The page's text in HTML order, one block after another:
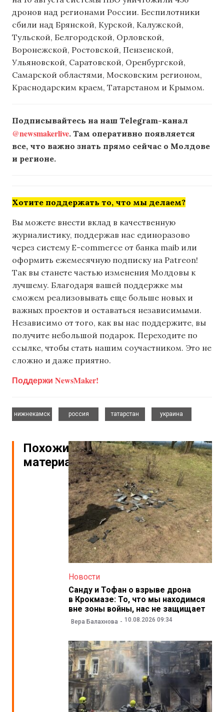
дронов над регионами России. Беспилотники
сбили над Брянской, Курской, Калужской,
Тульской, Белгородской, Орловской,
Воронежской, Ростовской, Пензенской,
Ульяновской, Саратовской, Оренбургской,
Самарской областями, Московским регионом,
Краснодарским краем, Татарстаном и Крымом.
Подписывайтесь на наш Telegram-канал
@newsmakerlive. Там оперативно появляется
все, что важно знать прямо сейчас о Молдове
и регионе.
Хотите поддержать то, что мы делаем?
Вы можете внести вклад в качественную
журналистику, поддержав нас единоразово
через систему E-commerce от банка maib или
оформить ежемесячную подписку на Patreon!
Так вы станете частью изменения Молдовы к
лучшему. Благодаря вашей поддержке мы
сможем реализовывать еще больше новых и
важных проектов и оставаться независимыми.
Независимо от того, как вы нас поддержите, вы
получите небольшой подарок. Переходите по
ссылке, чтобы стать нашим соучастником. Это не
сложно и даже приятно.
Поддержи NewsMaker!
нижнекамск
россия
татарстан
украина
Похожие
материалы
Новости
Санду и Тофан о взрыве дрона
в Крокмазе: То, что мы находимся
вне зоны войны, нас не защищает
Вера Балахнова 10.08.2026 09:34